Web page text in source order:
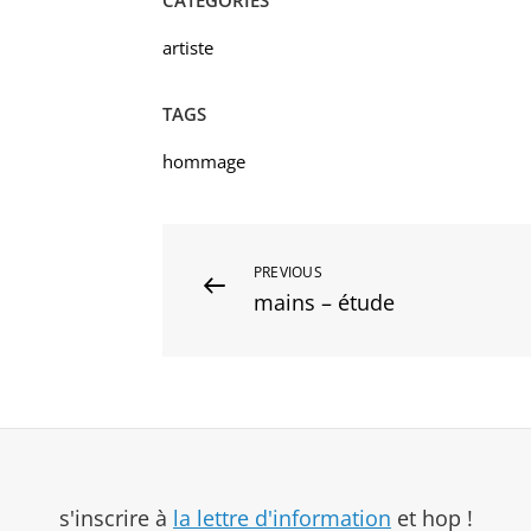
artiste
TAGS
hommage
Navigation
Previous
Post
PREVIOUS
mains – étude
s'inscrire à la lettre d'information et hop !